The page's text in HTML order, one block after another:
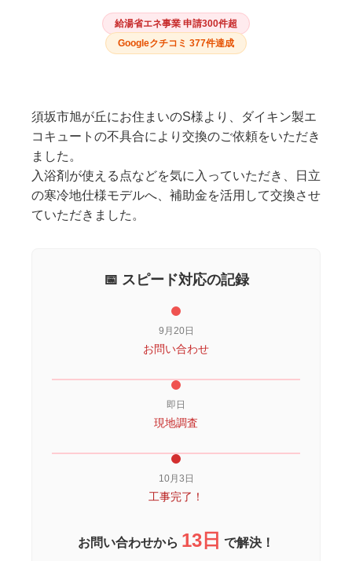
給湯省エネ事業 申請300件超
Googleクチコミ 377件達成
須坂市旭が丘にお住まいのS様より、ダイキン製エ
コキュートの不具合により交換のご依頼をいただき
ました。
入浴剤が使える点などを気に入っていただき、日立
の寒冷地仕様モデルへ、補助金を活用して交換させ
ていただきました。
📅 スピード対応の記録
9月20日
お問い合わせ
即日
現地調査
10月3日
工事完了！
お問い合わせから 13日 で解決！